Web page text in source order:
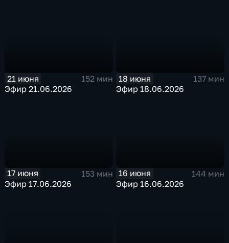
21 июня
152 мин
Эфир 21.06.2026
18 июня
137 мин
Эфир 18.06.2026
17 июня
153 мин
Эфир 17.06.2026
16 июня
144 мин
Эфир 16.06.2026